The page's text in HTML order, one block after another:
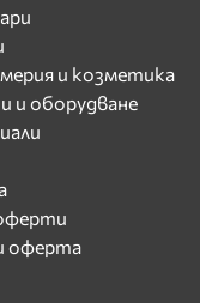
и козметика
и оборудване
оферта